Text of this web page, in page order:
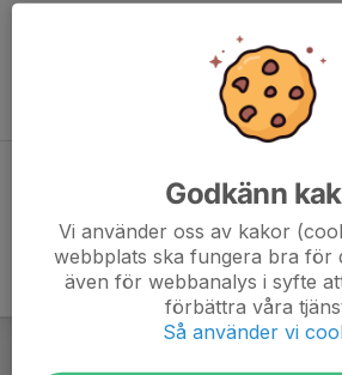
Ingen säsong inlagd
Godkänn
Vi använder oss av kakor
webbplats ska fungera bra för
även för webbanalys i syfte
förbättra våra
Så använder vi